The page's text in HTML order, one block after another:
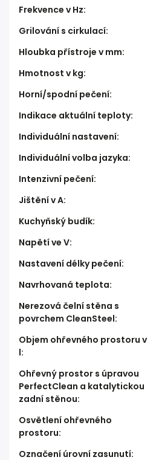
Frekvence v Hz:
Grilování s cirkulací:
Hloubka přístroje v mm:
Hmotnost v kg:
Horní/spodní pečení:
Indikace aktuální teploty:
Individuální nastavení:
Individuální volba jazyka:
Intenzivní pečení:
Jištění v A:
Kuchyňský budík:
Napětí ve V:
Nastavení délky pečení:
Navrhovaná teplota:
Nerezová čelní stěna s
povrchem CleanSteel:
Objem ohřevného prostoru v
l:
Ohřevný prostor s úpravou
PerfectClean a katalytickou
zadní stěnou:
Osvětlení ohřevného
prostoru:
Označení úrovní zasunutí: